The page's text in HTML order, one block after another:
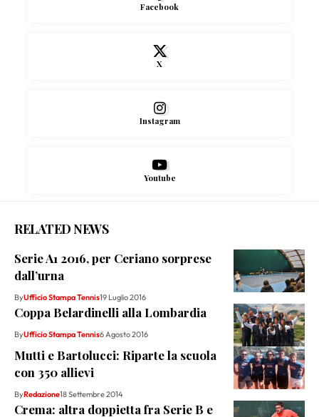
Facebook
X
Instagram
Youtube
RELATED NEWS
Serie A1 2016, per Ceriano sorprese
dall’urna
ByUfficio Stampa Tennis19 Luglio 2016
Coppa Belardinelli alla Lombardia
ByUfficio Stampa Tennis6 Agosto 2016
Mutti e Bartolucci: Riparte la scuola
con 350 allievi
ByRedazione18 Settembre 2014
Crema: altra doppietta fra Serie B e